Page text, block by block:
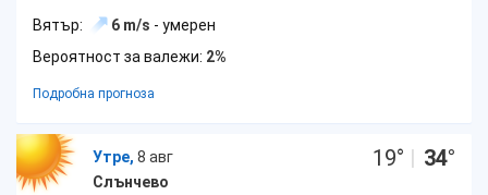
Вятър: 6 m/s - умерен
Вероятност за валежи: 2%
Подробна прогноза
Утре, 8 авг
Слънчево
19° | 34°